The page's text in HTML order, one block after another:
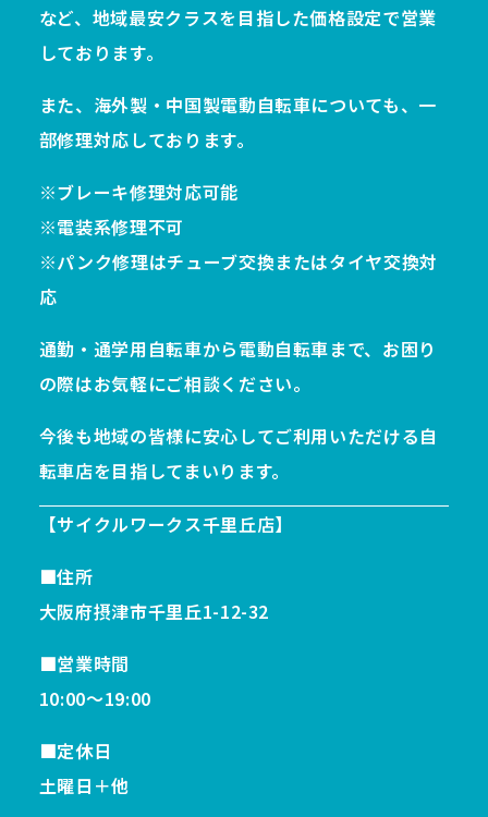
など、地域最安クラスを目指した価格設定で営業
しております。
また、海外製・中国製電動自転車についても、一
部修理対応しております。
※ブレーキ修理対応可能
※電装系修理不可
※パンク修理はチューブ交換またはタイヤ交換対
応
通勤・通学用自転車から電動自転車まで、お困り
の際はお気軽にご相談ください。
今後も地域の皆様に安心してご利用いただける自
転車店を目指してまいります。
【サイクルワークス千里丘店】
■住所
大阪府摂津市千里丘1-12-32
■営業時間
10:00〜19:00
■定休日
土曜日＋他